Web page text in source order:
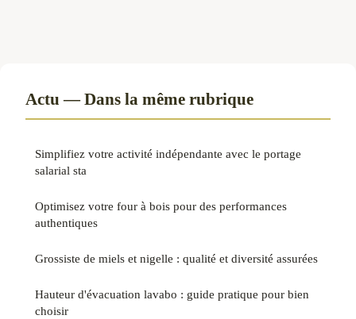
Actu — Dans la même rubrique
Simplifiez votre activité indépendante avec le portage
salarial sta
Optimisez votre four à bois pour des performances
authentiques
Grossiste de miels et nigelle : qualité et diversité assurées
Hauteur d'évacuation lavabo : guide pratique pour bien
choisir